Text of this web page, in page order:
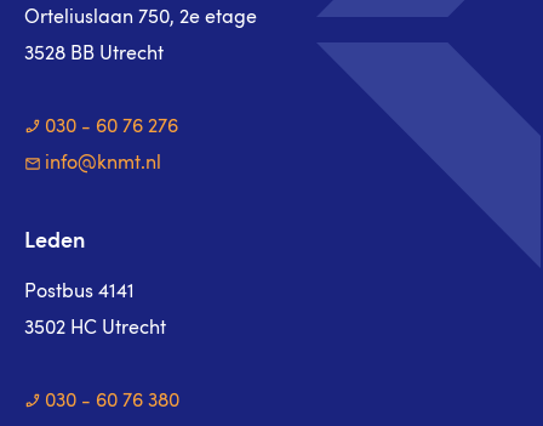
Orteliuslaan 750, 2e etage
3528 BB Utrecht
030 - 60 76 276
info@knmt.nl
Leden
Postbus 4141
3502 HC Utrecht
030 - 60 76 380